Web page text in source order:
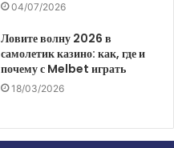
04/07/2026
Ловите волну 2026 в
самолетик казино: как, где и
почему с Melbet играть
18/03/2026